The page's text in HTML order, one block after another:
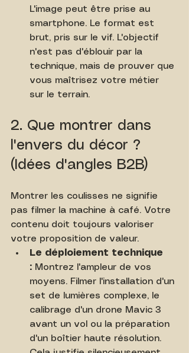
L'image peut être prise au
smartphone. Le format est
brut, pris sur le vif. L'objectif
n'est pas d'éblouir par la
technique, mais de prouver que
vous maîtrisez votre métier
sur le terrain.
2. Que montrer dans
l'envers du décor ?
(Idées d'angles B2B)
Montrer les coulisses ne signifie
pas filmer la machine à café. Votre
contenu doit toujours valoriser
votre proposition de valeur.
Le déploiement technique
: Montrez l'ampleur de vos
moyens. Filmer l'installation d'un
set de lumières complexe, le
calibrage d'un drone Mavic 3
avant un vol ou la préparation
d'un boîtier haute résolution.